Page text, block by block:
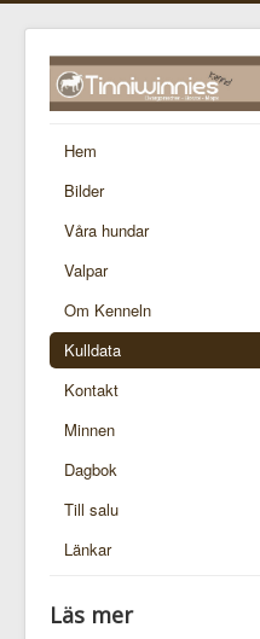
Hem
Bilder
Våra hundar
Valpar
Om Kenneln
Kulldata
Kontakt
Minnen
Dagbok
Till salu
Länkar
Läs mer